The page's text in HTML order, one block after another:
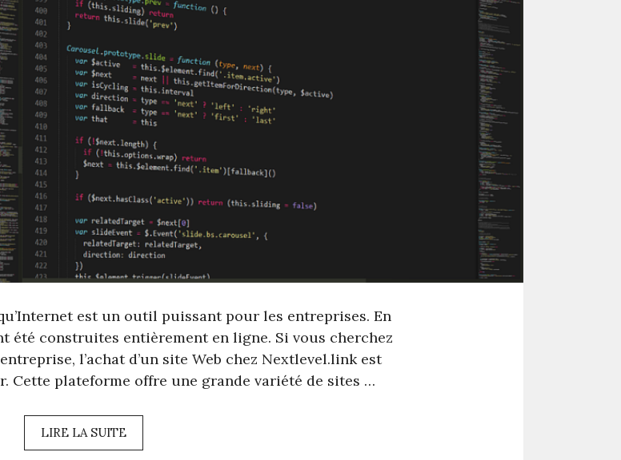
est un outil puissant pour les entreprises. En
été construites entièrement en ligne. Si vous cherchez
l’achat d’un site Web chez Nextlevel.link est
Cette plateforme offre une grande variété de sites …
LIRE LA SUITE